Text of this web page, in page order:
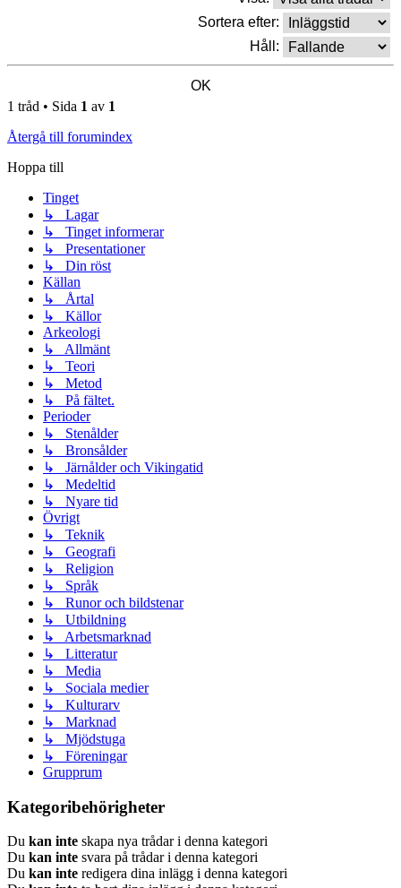
Sortera efter:
Håll:
1 tråd • Sida 1 av 1
Återgå till forumindex
Hoppa till
Tinget
↳ Lagar
↳ Tinget informerar
↳ Presentationer
↳ Din röst
Källan
↳ Årtal
↳ Källor
Arkeologi
↳ Allmänt
↳ Teori
↳ Metod
↳ På fältet.
Perioder
↳ Stenålder
↳ Bronsålder
↳ Järnålder och Vikingatid
↳ Medeltid
↳ Nyare tid
Övrigt
↳ Teknik
↳ Geografi
↳ Religion
↳ Språk
↳ Runor och bildstenar
↳ Utbildning
↳ Arbetsmarknad
↳ Litteratur
↳ Media
↳ Sociala medier
↳ Kulturarv
↳ Marknad
↳ Mjödstuga
↳ Föreningar
Grupprum
Kategoribehörigheter
Du kan inte skapa nya trådar i denna kategori
Du kan inte svara på trådar i denna kategori
Du kan inte redigera dina inlägg i denna kategori